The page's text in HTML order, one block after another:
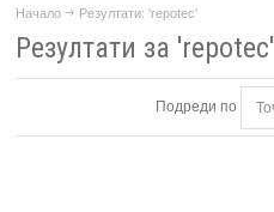
Продукти
Компоненти
Лаптопи
Начало Резултати: 'repotec'
Резултати за 'repotec'
Подреди по